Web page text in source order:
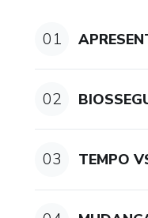
01
02
03 TEMPO